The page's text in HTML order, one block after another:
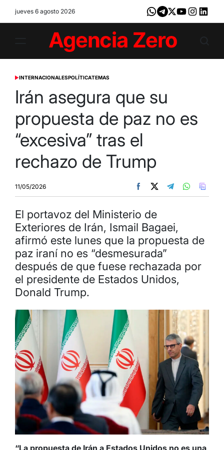
jueves 6 agosto 2026 Whatsapp
Telegram
X YoutubeInstagram
Zero
POSTED
INTERNACIONALESPOLÍTICATEMAS
Irán asegura que su
propuesta de paz no es
“excesiva” tras el
rechazo de Trump
11/05/2026
El portavoz del Ministerio de
Exteriores de Irán, Ismail Bagaei,
afirmó este lunes que la propuesta de
paz iraní no es “desmesurada”
después de que fuese rechazada por
el presidente de Estados Unidos,
Donald Trump.
“La propuesta de Irán a Estados Unidos no es una